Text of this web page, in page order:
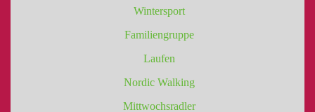
Wintersport
Familiengruppe
Laufen
Nordic Walking
Mittwochsradler